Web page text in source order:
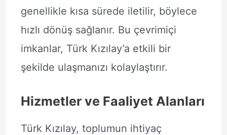
genellikle kısa sürede iletilir, böylece
hızlı dönüş sağlanır. Bu çevrimiçi
imkanlar, Türk Kızılay’a etkili bir
şekilde ulaşmanızı kolaylaştırır.
Hizmetler ve Faaliyet Alanları
Türk Kızılay, toplumun ihtiyaç